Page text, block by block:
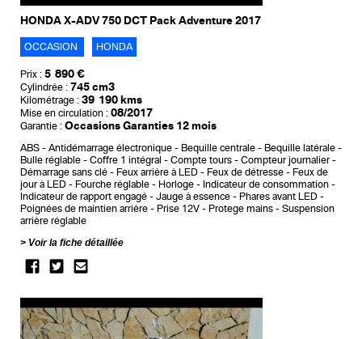
HONDA X-ADV 750 DCT Pack Adventure 2017
OCCASION HONDA
Prix : 5 890 €
Cylindrée : 745 cm3
Kilométrage : 39 190 kms
Mise en circulation : 08/2017
Garantie : Occasions Garanties 12 mois
ABS Antidémarrage électronique Bequille centrale
Bequille latérale
Bulle réglable
Coffre 1 intégral Compte tours
Compteur journalier
Démarrage sans clé
Feux arrière à LED Feux de détresse
Feux de
jour à LED
Fourche réglable Horloge
Indicateur de consommation
Indicateur de rapport engagé
Jauge à essence
Phares avant LED
Poignées de maintien arrière
Prise 12V Protege mains
Suspension
arrière réglable
Voir la fiche détaillée